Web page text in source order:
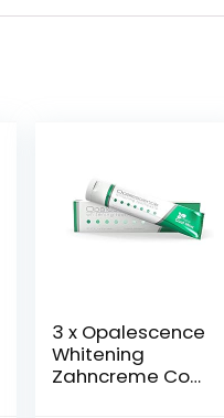
3 x Opalescence
Whitening
Zahncreme Cool